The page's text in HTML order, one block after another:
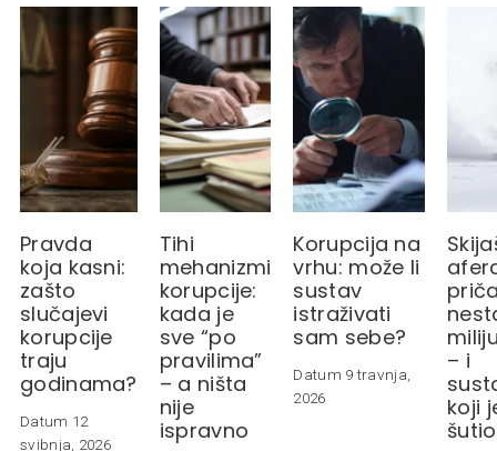
Pravda
koja kasni:
zašto
slučajevi
korupcije
traju
godinama?
Datum 12
svibnja, 2026
Tihi
mehanizmi
korupcije:
kada je
sve “po
pravilima”
– a ništa
nije
ispravno
Korupcija na
vrhu: može li
sustav
istraživati
sam sebe?
Datum 9 travnja,
2026
– i
koji
šutio